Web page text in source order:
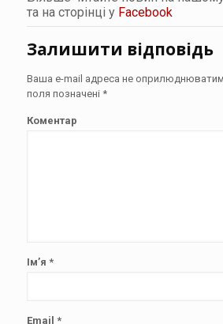
та на сторінці у Facebook
Залишити відповідь
Ваша e-mail адреса не
поля позначені *
Коментар
Ім’я *
Email *